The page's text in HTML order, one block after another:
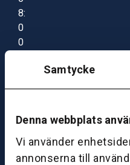
Samtycke
Denna webbplats
Vi använder
annonserna till
8:
0
0
7:
0
B